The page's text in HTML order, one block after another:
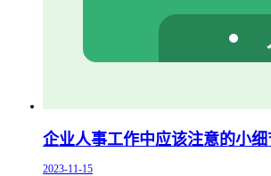
企业人事工作中应该注意的小细
2023-11-15